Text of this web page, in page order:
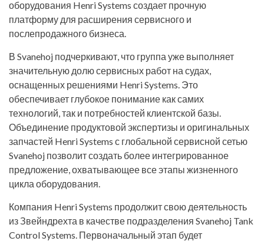
оборудования Henri Systems создает прочную
платформу для расширения сервисного и
послепродажного бизнеса.
В Svanehoj подчеркивают, что группа уже выполняет
значительную долю сервисных работ на судах,
оснащенных решениями Henri Systems. Это
обеспечивает глубокое понимание как самих
технологий, так и потребностей клиентской базы.
Объединение продуктовой экспертизы и оригинальных
запчастей Henri Systems с глобальной сервисной сетью
Svanehoj позволит создать более интегрированное
предложение, охватывающее все этапы жизненного
цикла оборудования.
Компания Henri Systems продолжит свою деятельность
из Звейндрехта в качестве подразделения Svanehoj Tank
Control Systems. Первоначальный этап будет